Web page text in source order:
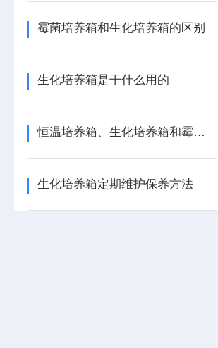
霉菌培养箱和生化培养箱的区别
生化培养箱是干什么用的
恒温培养箱、生化培养箱和霉菌培养区别
生化培养箱定期维护保养方法